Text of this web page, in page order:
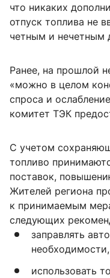
что никаких
отпуск топлива не
четным и нечетным
Ранее, на прошлой
«можно в целом
спроса и
комитет ТЭК
С учетом
топливо
поставок,
Жителей региона
к принимаемым
следующих
заправлять
использовать